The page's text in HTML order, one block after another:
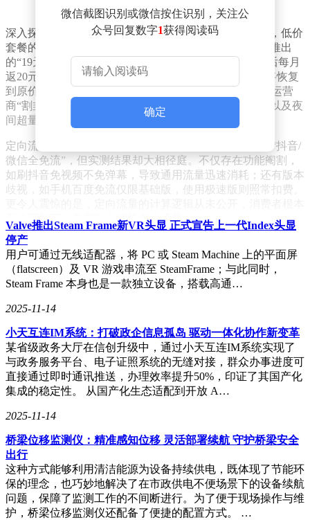
深入探究，流量套餐背后的“套路”逐一浮出水面。首先，低价
套餐的“永久优惠”往往只是文字游戏。例如，某运营商推出
的“19元155G”套餐，实际上月租原价39元，首充100元后每月
返20元，优惠期仅6个月。一旦优惠期结束，月租费用将恢复
到原价，导致年成本大幅上涨。地域和时间差异也成为运营
商“割韭菜”的利器。省内流量与跨省流量的价格差异，以及夜
间超量计费的高昂，都让消费者防不胜防。
定向流量更是让消费者摸不着头脑。虽然宣传页上声称“抖音/
微信全免流”，但实测结果却大相径庭。不仅存在功能阉割，
如刷抖音免视频不免弹幕，导致通用流量迅速消耗；还有版本
歧视，如手机百度免流仅限基础版，使用极速版则照常扣费。
无法预知下一条广告会消耗多少流量。
合约期的陷阱同样不容小觑。许多消费者冲着“无合约期”办
卡，结果在注销时才发现被连环套。流量包绑定“靓号协议”，
销户需支付高额选号费；忘记关闭“自动续订”，则次月直接续
约12个月；高价套餐可以随意升级，但低价套餐想降级却难上
加难。这些隐形捆绑和自动续约锁，让所谓的“自由套餐”变成
面对如此复杂的流量市场，学生党如何反杀？首先，要学会辨
别套餐真伪。查看通用流量占比，确保大于80%才是真香；抠
字眼找续约关键词，认准长期有效避免政策调整风险；仔细核
对地域条款，特别是跨省计费标准。其次，掌握定向流量防偷
术。关闭蓝光、禁用视频自动缓存、屏蔽直播间商品推荐等，
都能有效节省流量。最后，登录电信APP必改三开关：关闭自
流量自由并非遥不可及，关键在于消费者的认知和选择。对于
不同需求的消费者来说，没有绝对的神价格，只有最适合自己
的套餐。在宿舍刷剧的学生党，或许19元的定向流量包就能满
足需求；而对于追求户外4K直播的爱好者来说，多花10元办
全通用包才是明智之选。正如城中村开小卖部的王叔所
微信截图识别或微信按住识别，关注公
众号回复数字1获得阅读码
确定
Valve推出Steam Frame新VR头显 正式宣告上一代Index头显
停产
用户可通过无线适配器，将 PC 或 Steam Machine 上的平面屏
（flatscreen）及 VR 游戏串流至 SteamFrame；与此同时，
Steam Frame 本身也是一款独立设备，搭载高通…
2025-11-14
小天互连IM系统：打破政企信息孤岛 驱动一体化协作新变革
某省级政务大厅在信创升级中，通过小天互连IM系统实现了
与政务服务平台、电子证照系统的无缝对接，群众办事进度可
直接通过即时通讯推送，办理效率提升50%，印证了其国产化
集成的稳定性。 从国产化生态适配到开放 A…
2025-11-14
桥梁位移监测仪：精准感知位移 灵活部署续航 守护桥梁安全
出行
这种方式能够利用清洁能源为设备持续供电，既体现了节能环
保的理念，也巧妙地解决了在市政供电不便场景下的设备续航
问题，保障了监测工作的不间断进行。为了便于现场操作与维
护，桥梁位移监测仪还配备了便捷的配置方式。 …